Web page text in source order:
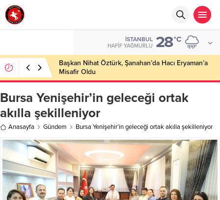
İSTANBUL
HAFIF YAĞMURLU 28°C
Başkan Nihat Öztürk, Şanahan’da Hacı Eryaman’a
Misafir Oldu
Bursa Yenişehir’in geleceği ortak
akılla şekilleniyor
Anasayfa Gündem Bursa Yenişehir’in geleceği ortak akılla şekilleniyor